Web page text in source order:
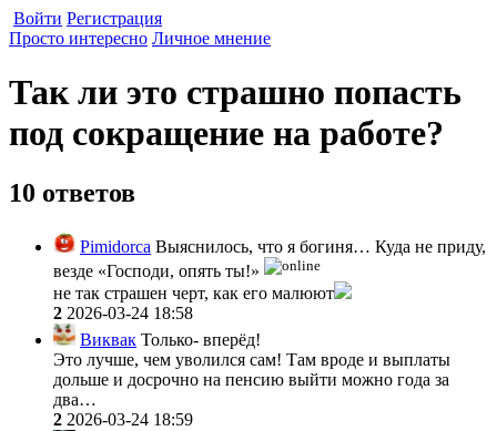
Войти Регистрация
Просто интересно Личное мнение
Так ли это страшно попасть
под сокращение на работе?
10 ответов
Pimidorca Выяснилось, что я богиня… Куда не приду,
везде «Господи, опять ты!»
не так страшен черт, как его малюют
2 2026-03-24 18:58
Виквак Только- вперёд!
Это лучше, чем уволился сам! Там вроде и выплаты
дольше и досрочно на пенсию выйти можно года за
два…
2 2026-03-24 18:59